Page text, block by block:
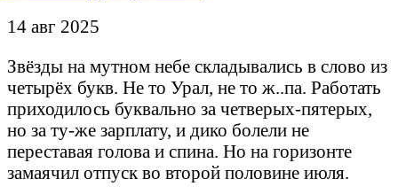
14 авг 2025
Звёзды на мутном небе складывались в слово из
четырёх букв. Не то Урал, не то ж..па. Работать
приходилось буквально за четверых-пятерых,
но за ту-же зарплату, и дико болели не
переставая голова и спина. Но на горизонте
замаячил отпуск во второй половине июля.